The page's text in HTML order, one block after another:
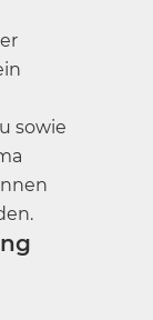
sowie